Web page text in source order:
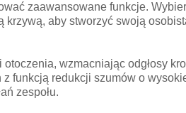
zaawansowane funkcje.
aby stworzyć swoją
wzmacniając odgłosy
funkcją redukcji szumów o
zespołu.